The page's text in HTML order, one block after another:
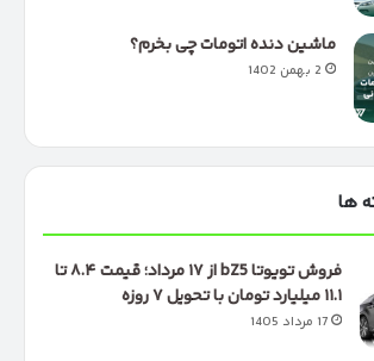
ماشین دنده اتومات چی بخرم؟
2 بهمن 1402
ها
فروش تویوتا bZ5 از ۱۷ مرداد؛ قیمت ۸.۴ تا
۱۱.۱ میلیارد تومان با تحویل ۷ روزه
17 مرداد 1405